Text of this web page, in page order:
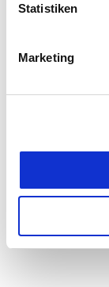
Statistiken
Marketing